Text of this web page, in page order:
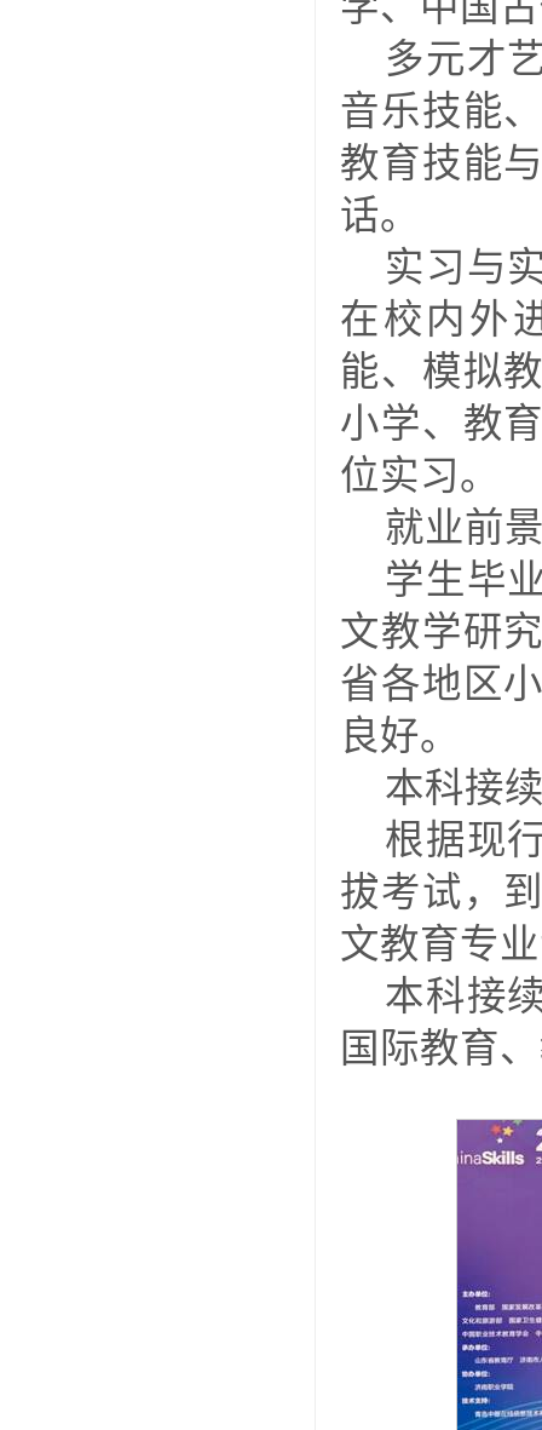
多元才
音乐技能
教育技能
话。
实习与
在校内外
能、模拟
小学、教
位实习。
就业前
学生毕
文教学研
省各地区
良好。
本科接
根据现
拔考试，
文教育专
本科接
国际教育